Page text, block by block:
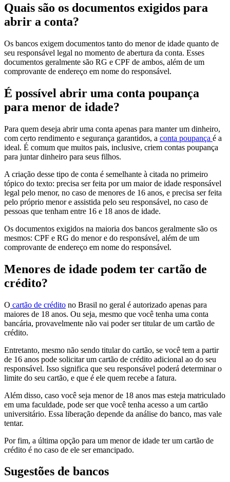
Quais são os documentos exigidos para
abrir a conta?
Os bancos exigem documentos tanto do menor de idade quanto de
seu responsável legal no momento de abertura da conta. Esses
documentos geralmente são RG e CPF de ambos, além de um
comprovante de endereço em nome do responsável.
É possível abrir uma conta poupança
para menor de idade?
Para quem deseja abrir uma conta apenas para manter um dinheiro,
com certo rendimento e segurança garantidos, a conta poupança é a
ideal. É comum que muitos pais, inclusive, criem contas poupança
para juntar dinheiro para seus filhos.
A criação desse tipo de conta é semelhante à citada no primeiro
tópico do texto: precisa ser feita por um maior de idade responsável
legal pelo menor, no caso de menores de 16 anos, e precisa ser feita
pelo próprio menor e assistida pelo seu responsável, no caso de
pessoas que tenham entre 16 e 18 anos de idade.
Os documentos exigidos na maioria dos bancos geralmente são os
mesmos: CPF e RG do menor e do responsável, além de um
comprovante de endereço em nome do responsável.
Menores de idade podem ter cartão de
crédito?
O cartão de crédito no Brasil no geral é autorizado apenas para
maiores de 18 anos. Ou seja, mesmo que você tenha uma conta
bancária, provavelmente não vai poder ser titular de um cartão de
crédito.
Entretanto, mesmo não sendo titular do cartão, se você tem a partir
de 16 anos pode solicitar um cartão de crédito adicional ao do seu
responsável. Isso significa que seu responsável poderá determinar o
limite do seu cartão, e que é ele quem recebe a fatura.
Além disso, caso você seja menor de 18 anos mas esteja matriculado
em uma faculdade, pode ser que você tenha acesso a um cartão
universitário. Essa liberação depende da análise do banco, mas vale
tentar.
Por fim, a última opção para um menor de idade ter um cartão de
crédito é no caso de ele ser emancipado.
Sugestões de bancos